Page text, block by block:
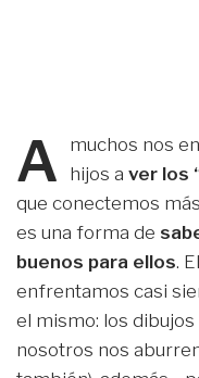
A
muchos nos
hijos aver los
que conectemos
es una forma de
buenos para ellos.
enfrentamos casi
el mismo: los
nosotros nos